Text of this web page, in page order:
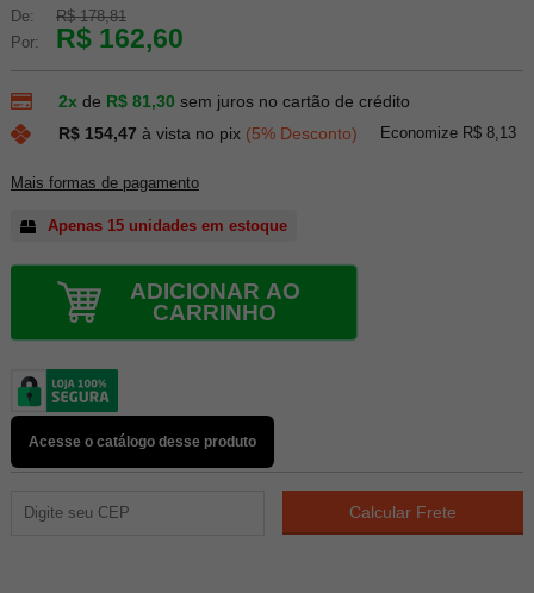
De:
R$ 178,81
Por:
R$ 162,60
2x de R$ 81,30 sem juros no cartão de crédito
R$ 154,47 à vista no pix (5% Desconto) Economize R$ 8,13
Mais formas de pagamento
Apenas 15 unidades em estoque
ADICIONAR AO
CARRINHO
Acesse o catálogo desse produto